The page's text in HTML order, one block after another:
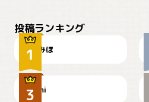
投稿ランキング
みほ
可愛い？
mi
🌻とむぎ！